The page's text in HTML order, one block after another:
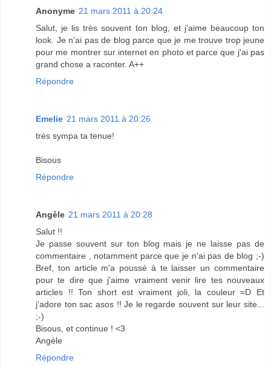
Anonyme 21 mars 2011 à 20:24
Salut, je lis très souvent ton blog, et j'aime beaucoup ton
look. Je n'ai pas de blog parce que je me trouve trop jeune
pour me montrer sur internet en photo et parce que j'ai pas
grand chose a raconter. A++
Répondre
Emelie 21 mars 2011 à 20:26
très sympa ta tenue!
Bisous
Répondre
Angèle 21 mars 2011 à 20:28
Salut !!
Je passe souvent sur ton blog mais je ne laisse pas de
commentaire , notamment parce que je n'ai pas de blog ;-)
Bref, ton article m'a poussé à te laisser un commentaire
pour te dire que j'aime vraiment venir lire tes nouveaux
articles !! Ton short est vraiment joli, la couleur =D Et
j'adore ton sac asos !! Je le regarde souvent sur leur site...
;-)
Bisous, et continue ! <3
Angèle
Répondre